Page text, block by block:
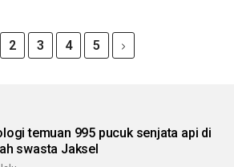
2 3 4 5
temuan 995 pucuk senjata api di
swasta Jaksel